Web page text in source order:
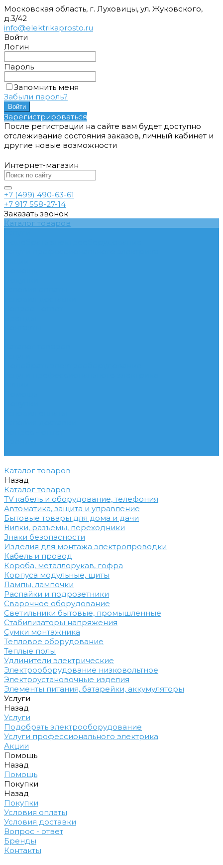
Московская область, г. Луховицы, ул. Жуковского,
д.3/42
info@elektrikaprosto.ru
Войти
Логин
Пароль
Запомнить меня
Забыли пароль?
Зарегистрироваться
После регистрации на сайте вам будет доступно
отслеживание состояния заказов, личный кабинет и
другие новые возможности
Интернет-магазин
+7 (499) 490-63-61
+7 917 558-27-14
Заказать звонок
Каталог товаров
Каталог товаров
Назад
Каталог товаров
TV кабель и оборудование, телефония
Автоматика, защита и управление
Бытовые товары для дома и дачи
Вилки, разъемы, переходники
Знаки безопасности
Изделия для монтажа электропроводки
Кабель и провод
Короба, металлорукав, гофра
Корпуса модульные, щиты
Лампы, лампочки
Распайки и подрозетники
Сварочное оборудование
Светильники бытовые, промышленные
Стабилизаторы напряжения
Сумки монтажника
Тепловое оборудование
Теплые полы
Удлинители электрические
Электрооборудование низковольтное
Электроустановочные изделия
Элементы питания, батарейки, аккумуляторы
Услуги
Назад
Услуги
Подобрать электрооборудование
Услуги профессионального электрика
Акции
Помощь
Назад
Помощь
Покупки
Назад
Покупки
Условия оплаты
Условия доставки
Вопрос - ответ
Бренды
Контакты